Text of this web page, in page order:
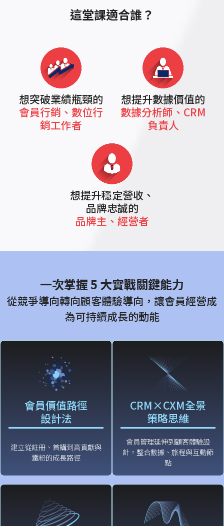
這堂課適合誰？
想突破業績瓶頸的
會員行銷、數位行
銷工作者
想提升數據價值的
數據分析師、CRM
負責人
想提升穩定營收、
品牌忠誠的
品牌主、經營者
一次掌握 5 大實戰關鍵能力
從競爭導向轉向顧客體驗導向，讓會員經營成
為可持續成長的動能
會員價值路徑
設計法
建立從註冊、首購到高貢獻與
鐵粉的成長路徑
CRM×CXM全景
策略思維
會員管理延伸到顧客體驗設
計，整合數據、旅程與互動節
點